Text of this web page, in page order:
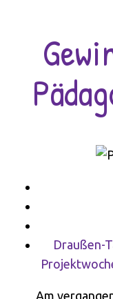
Draußen-
Am